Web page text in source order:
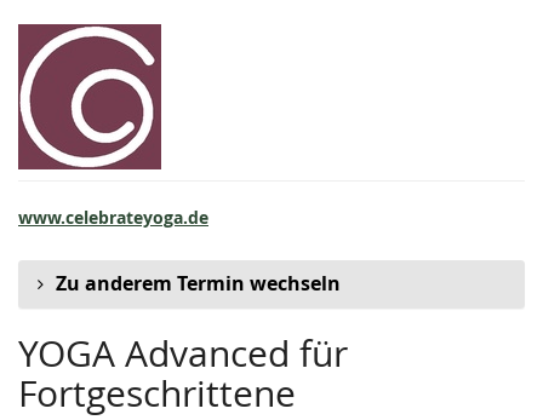
Zum
Haupt-
Inhalt
springen
Celebrate
Yoga
www.celebrateyoga.de
Zu anderem Termin wechseln
YOGA Advanced für
Fortgeschrittene